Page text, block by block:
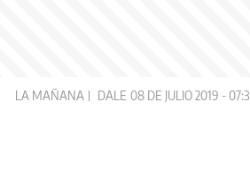
LA MAÑANA DALE 08 DE JULIO 2019 -